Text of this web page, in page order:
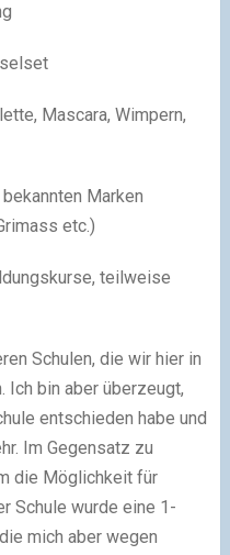
Mascara, Wimpern,
Marken
etc.)
teilweise
Schulen, die wir hier in
Ich bin aber überzeugt,
entschieden habe und
Im Gegensatz zu
die Möglichkeit für
Schule wurde eine 1-
mich aber wegen